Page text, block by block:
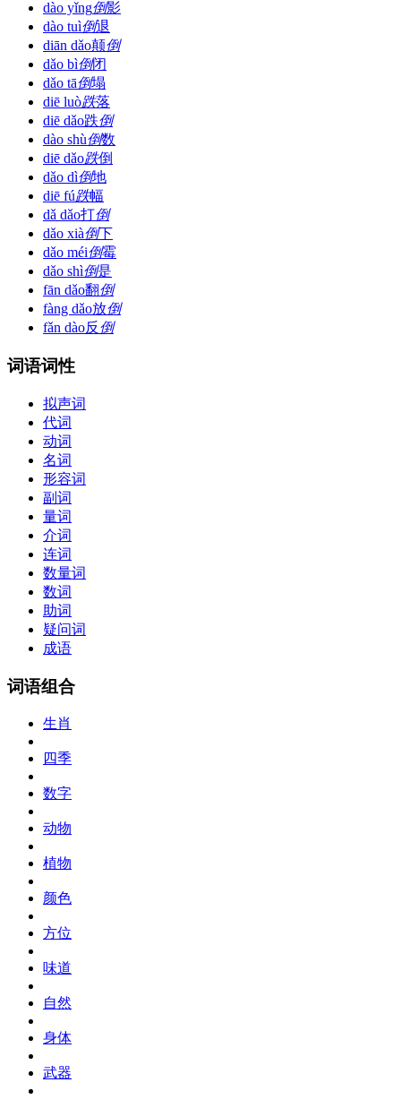
dào yǐng倒影
dào tuì倒退
diān dǎo颠倒
dǎo bì倒闭
dǎo tā倒塌
diē luò跌落
diē dǎo跌倒
dào shù倒数
diē dǎo跌倒
dǎo dì倒地
diē fú跌幅
dǎ dǎo打倒
dǎo xià倒下
dǎo méi倒霉
dǎo shì倒是
fān dǎo翻倒
fàng dǎo放倒
fǎn dào反 倒
词语词性
拟声词
代词
动词
名词
形容词
副词
量词
介词
连词
数量词
数词
助词
疑问词
成语
词语组合
生肖
四季
数字
动物
植物
颜色
方位
味道
自然
身体
武器